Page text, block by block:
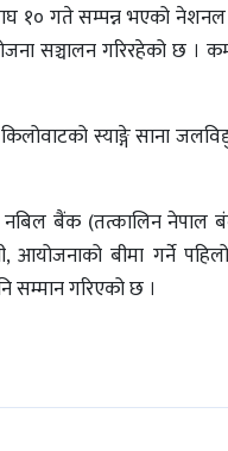
१० गते सम्पन्न भएको नेशनल
सञ्चालन गरिरहेको छ ।
स्याङ्गे साना
नबिल बैंक (तत्कालिन
आयोजनाको बीमा गर्ने
सम्मान गरिएको छ ।